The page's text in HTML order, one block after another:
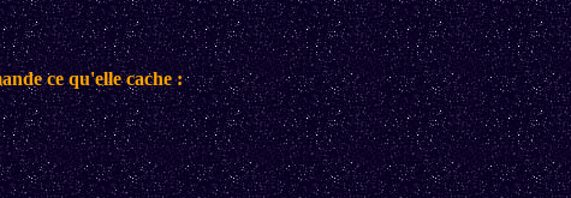
ce qu'elle cache :